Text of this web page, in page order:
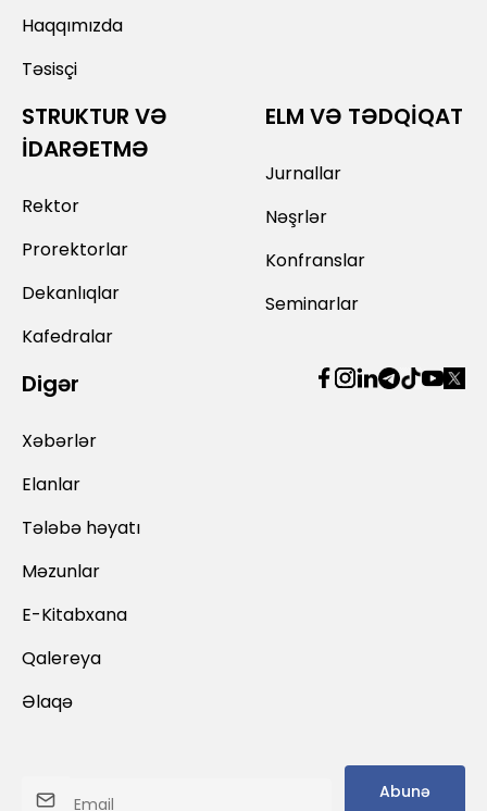
Haqqımızda
Təsisçi
STRUKTUR VƏ
İDARƏETMƏ
Rektor
Prorektorlar
Dekanlıqlar
Kafedralar
ELM VƏ TƏDQİQAT
Jurnallar
Nəşrlər
Konfranslar
Seminarlar
Digər
Xəbərlər
Elanlar
Tələbə həyatı
Məzunlar
E-Kitabxana
Qalereya
Əlaqə
Abunə